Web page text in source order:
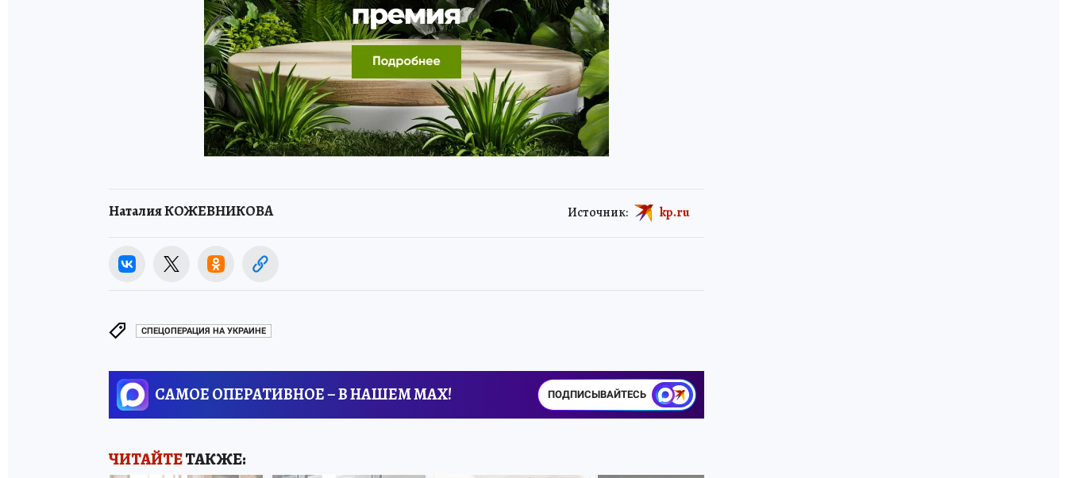
Наталия КОЖЕВНИКОВА Источник: kp.ru
СПЕЦОПЕРАЦИЯ НА УКРАИНЕ
САМОЕ ОПЕРАТИВНОЕ – В НАШЕМ MAX! ПОДПИСЫВАЙТЕСЬ
ЧИТАЙТЕТАКЖЕ: